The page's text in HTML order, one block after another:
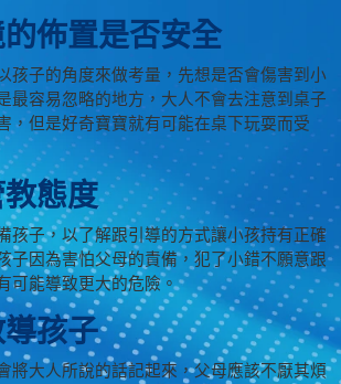
佈置是否安全
孩子的角度來做考量，先想是否會傷害到小
最容易忽略的地方，大人不會去注意到桌子
，但是好奇寶寶就有可能在桌下玩耍而受
態度
孩子，以了解跟引導的方式讓小孩持有正確
子因為害怕父母的責備，犯了小錯不願意跟
可能導致更大的危險。
孩子
將大人所說的話記起來，父母應該不厭其煩